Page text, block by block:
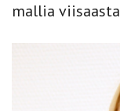
mallia